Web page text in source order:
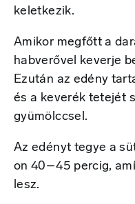
keletkezik.
Amikor megfőtt a
habverővel keverje
Ezután az edény
és a keverék tetejét
gyümölccsel.
Az edényt tegye a
on 40–45 percig,
lesz.